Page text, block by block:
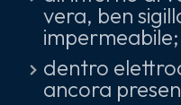
vera, ben
impermeabile;
dentro
ancora